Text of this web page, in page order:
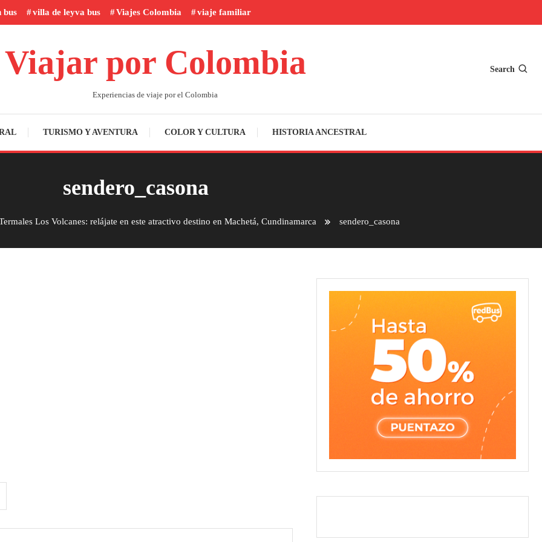
bus villa de leyva bus Viajes Colombia viaje familiar
Viajar por Colombia
Experiencias de viaje por el Colombia
Search
TURISMO Y AVENTURA COLOR Y CULTURA HISTORIA ANCESTRAL
sendero_casona
Los Volcanes: relájate en este atractivo destino en Machetá, Cundinamarca sendero_casona